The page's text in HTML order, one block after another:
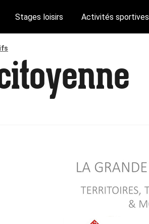
Stages loisirs Activités sportives